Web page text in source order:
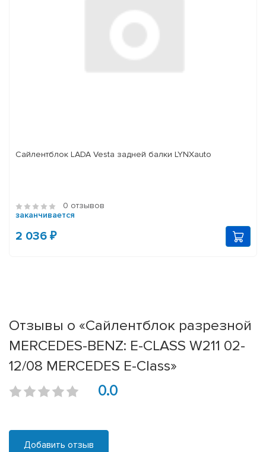
Сайлентблок LADA Vesta задней балки LYNXauto
0 отзывов
заканчивается
2 036 ₽
Отзывы о «Сайлентблок разрезной
MERCEDES-BENZ: E-CLASS W211 02-
12/08 MERCEDES E-Class»
0.0
Добавить отзыв